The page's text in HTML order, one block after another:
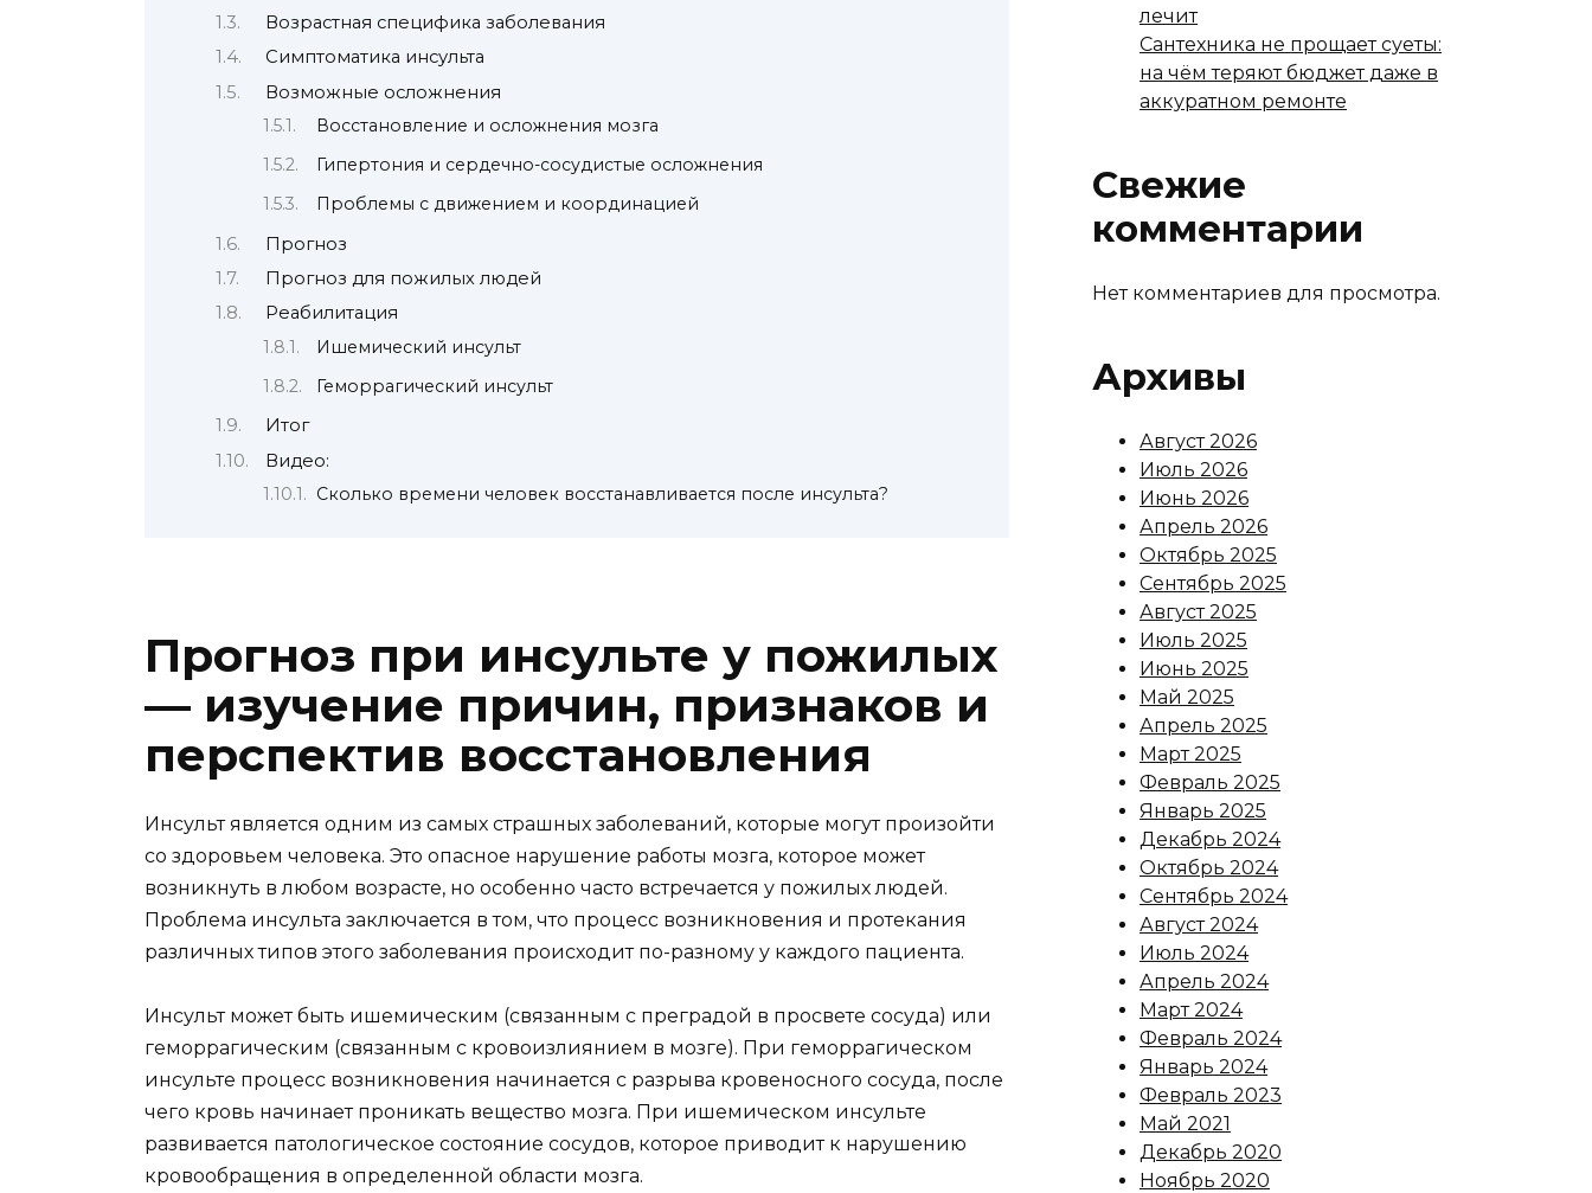
Возрастная специфика заболевания
Симптоматика инсульта
Возможные осложнения
Восстановление и осложнения мозга
Гипертония и сердечно-сосудистые осложнения
Проблемы с движением и координацией
Прогноз
Прогноз для пожилых людей
Реабилитация
Ишемический инсульт
Геморрагический инсульт
Итог
Видео:
Сколько времени человек восстанавливается после инсульта?
Прогноз при инсульте у пожилых
— изучение причин, признаков и
перспектив восстановления
Инсульт является одним из самых страшных заболеваний, которые могут произойти
со здоровьем человека. Это опасное нарушение работы мозга, которое может
возникнуть в любом возрасте, но особенно часто встречается у пожилых людей.
Проблема инсульта заключается в том, что процесс возникновения и протекания
различных типов этого заболевания происходит по-разному у каждого пациента.
Инсульт может быть ишемическим (связанным с преградой в просвете сосуда) или
геморрагическим (связанным с кровоизлиянием в мозге). При геморрагическом
инсульте процесс возникновения начинается с разрыва кровеносного сосуда, после
чего кровь начинает проникать вещество мозга. При ишемическом инсульте
развивается патологическое состояние сосудов, которое приводит к нарушению
кровообращения в определенной области мозга.
лечит
Сантехника не прощает суеты:
на чём теряют бюджет даже в
аккуратном ремонте
Свежие
комментарии
Нет комментариев для просмотра.
Архивы
Август 2026
Июль 2026
Июнь 2026
Апрель 2026
Октябрь 2025
Сентябрь 2025
Август 2025
Июль 2025
Июнь 2025
Май 2025
Апрель 2025
Март 2025
Февраль 2025
Январь 2025
Декабрь 2024
Октябрь 2024
Сентябрь 2024
Август 2024
Июль 2024
Апрель 2024
Март 2024
Февраль 2024
Январь 2024
Февраль 2023
Май 2021
Декабрь 2020
Ноябрь 2020